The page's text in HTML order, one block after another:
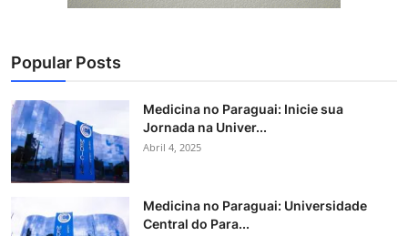
Popular Posts
Medicina no Paraguai: Inicie sua
Jornada na Univer...
Abril 4, 2025
Medicina no Paraguai: Universidade
Central do Para...